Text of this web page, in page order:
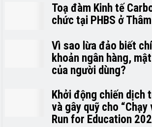
Toạ đàm Kinh tế
chức tại PHBS ở
Vì sao lừa đảo biết
khoản ngân hàng,
của người dùng?
Khởi động chiến dịch
và gây quỹ cho “Chạy
Run for Education